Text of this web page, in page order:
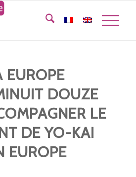
EUROPE
DOUZE
LE
DE YO-KAI
EUROPE